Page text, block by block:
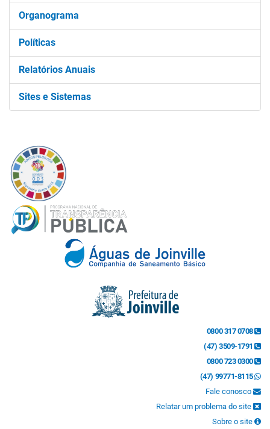
Organograma
Políticas
Relatórios Anuais
Sites e Sistemas
0800 317 0708
(47) 3509-1791
0800 723 0300
(47) 99771-8115
Fale conosco
Relatar um problema do site
Sobre o site